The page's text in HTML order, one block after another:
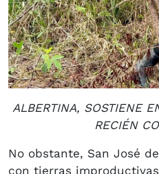
ALBERTINA, SOSTIENE
RECIÉN
No obstante, San José
con tierras